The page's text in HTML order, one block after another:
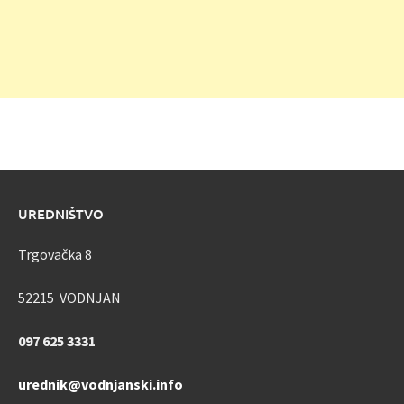
UREDNIŠTVO
Trgovačka 8
52215 VODNJAN
097 625 3331
urednik@vodnjanski.info